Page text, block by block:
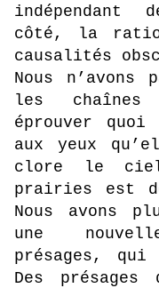
indépendant
côté, la
causalités
Nous n’avons
les
éprouver
aux yeux
clore le
prairies est
Nous avons
une
présages, qui
Des